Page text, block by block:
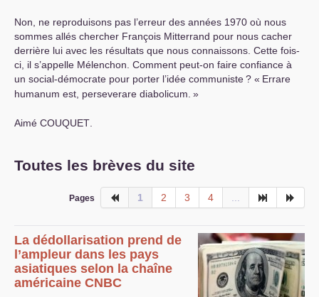
Non, ne reproduisons pas l’erreur des années 1970 où nous
sommes allés chercher François Mitterrand pour nous cacher
derrière lui avec les résultats que nous connaissons. Cette fois-
ci, il s’appelle Mélenchon. Comment peut-on faire confiance à
un social-démocrate pour porter l’idée communiste? « Errare
humanum est, perseverare diabolicum. »
Aimé COUQUET
Toutes les brèves du site
Pages 1 2 3 4
La dédollarisation prend de
l’ampleur dans les pays
asiatiques selon la chaîne
américaine CNBC